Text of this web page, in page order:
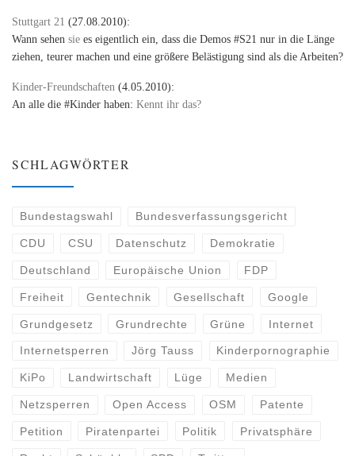
Stuttgart 21 (27.08.2010):
Wann sehen sie es eigentlich ein, dass die Demos #S21 nur in die Länge
ziehen, teurer machen und eine größere Belästigung sind als die Arbeiten?
Kinder-Freundschaften (4.05.2010):
An alle die #Kinder haben: Kennt ihr das?
SCHLAGWÖRTER
Bundestagswahl Bundesverfassungsgericht
CDU CSU Datenschutz Demokratie
Deutschland Europäische Union FDP
Freiheit Gentechnik Gesellschaft Google
Grundgesetz Grundrechte Grüne Internet
Internetsperren Jörg Tauss Kinderpornographie
KiPo Landwirtschaft Lüge Medien
Netzsperren Open Access OSM Patente
Petition Piratenpartei Politik Privatsphäre